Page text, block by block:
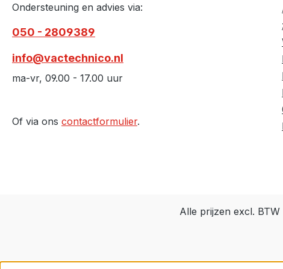
Ondersteuning en advies via:
050 - 2809389
info@vactechnico.nl
ma-vr, 09.00 - 17.00 uur
Of via ons contactformulier.
Alle prijzen excl. BTW